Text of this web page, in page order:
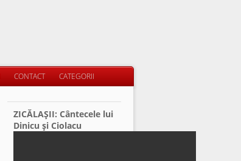
CONTACT CATEGORII
ZICĂLAŞII: Cântecele lui
Dinicu şi Ciolacu